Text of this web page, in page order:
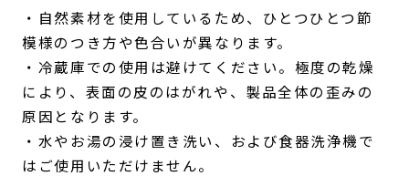
・自然素材を使用しているため、ひとつひとつ節
模様のつき方や色合いが異なります。
・冷蔵庫での使用は避けてください。極度の乾燥
により、表面の皮のはがれや、製品全体の歪みの
原因となります。
・水やお湯の浸け置き洗い、および食器洗浄機で
はご使用いただけません。